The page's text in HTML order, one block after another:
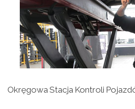
Okręgowa Stacja Kontroli